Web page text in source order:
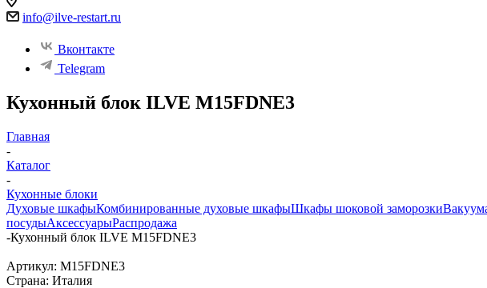
info@ilve-restart.ru
Вконтакте
Telegram
Кухонный блок ILVE M15FDNE3
Главная
-
Каталог
-
Кухонные блоки
Духовые шкафыКомбинированные духовые шкафыШкафы шоковой заморозки
посудыАксессуарыРаспродажа
-Кухонный блок ILVE M15FDNE3
Артикул: M15FDNE3
Страна: Италия